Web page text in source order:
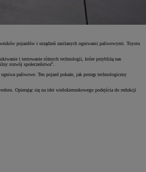
pojazdów i urządzeń zasilanych ogniwami paliwowymi. Toyota
i testowanie różnych technologii, które przybliżą nas
rozwój społeczeństwa”.
paliwowe. Ten pojazd pokaże, jak postęp technologiczny
Opierając się na idei wielokierunkowego podejścia do redukcji